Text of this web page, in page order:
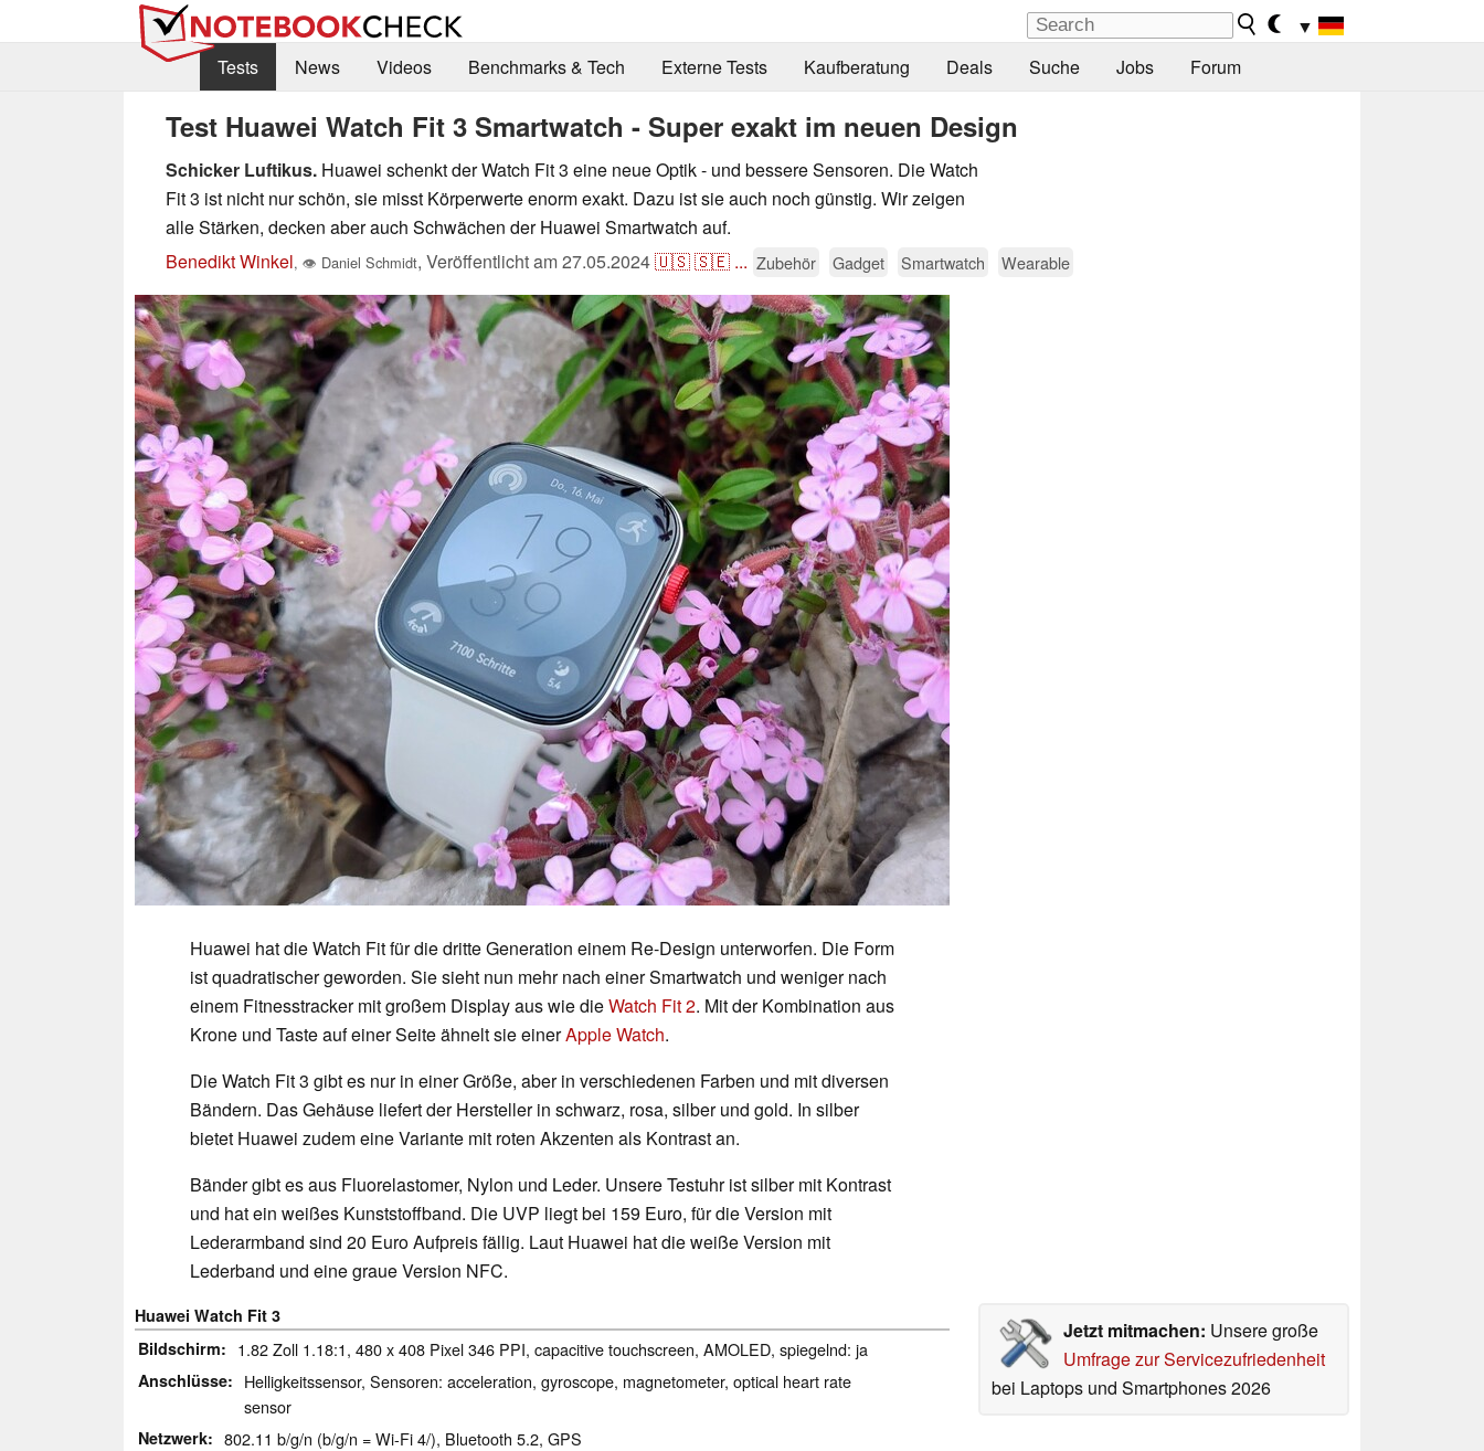
▼
Tests
News Videos Benchmarks & Tech Externe Tests Kaufberatung Deals Suche Jobs Forum
Test Huawei Watch Fit 3 Smartwatch - Super exakt im neuen Design
Schicker Luftikus. Huawei schenkt der Watch Fit 3 eine neue Optik - und bessere Sensoren. Die Watch
Fit 3 ist nicht nur schön, sie misst Körperwerte enorm exakt. Dazu ist sie auch noch günstig. Wir zeigen
alle Stärken, decken aber auch Schwächen der Huawei Smartwatch auf.
Benedikt Winkel, 👁 Daniel Schmidt, Veröffentlicht am27.05.2024🇺🇸🇸🇪 ... Zubehör Gadget Smartwatch Wearable
Huawei hat die Watch Fit für die dritte Generation einem Re-Design unterworfen. Die Form
ist quadratischer geworden. Sie sieht nun mehr nach einer Smartwatch und weniger nach
einem Fitnesstracker mit großem Display aus wie dieWatch Fit 2. Mit der Kombination aus
Krone und Taste auf einer Seite ähnelt sie einerApple Watch.
Die Watch Fit 3 gibt es nur in einer Größe, aber in verschiedenen Farben und mit diversen
Bändern. Das Gehäuse liefert der Hersteller in schwarz, rosa, silber und gold. In silber
bietet Huawei zudem eine Variante mit roten Akzenten als Kontrast an.
Bänder gibt es aus Fluorelastomer, Nylon und Leder. Unsere Testuhr ist silber mit Kontrast
und hat ein weißes Kunststoffband. Die UVP liegt bei 159 Euro, für die Version mit
Lederarmband sind 20 Euro Aufpreis fällig. Laut Huawei hat die weiße Version mit
Lederband und eine graue Version NFC.
Jetzt mitmachen: Unsere große
Umfrage zur Servicezufriedenheit
bei Laptops und Smartphones 2026
Huawei Watch Fit 3
Bildschirm
1.82 Zoll 1.18:1, 480 x 408 Pixel 346 PPI, capacitive touchscreen, AMOLED, spiegelnd: ja
Anschlüsse
Helligkeitssensor, Sensoren: acceleration, gyroscope, magnetometer, optical heart rate
sensor
Netzwerk 802.11 b/g/n (b/g/n = Wi-Fi 4/), Bluetooth 5.2, GPS